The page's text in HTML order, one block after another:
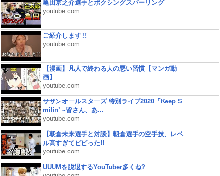
亀田京之介選手とボクシングスパーリング
youtube.com
ご紹介します!!!
youtube.com
【漫画】凡人で終わる人の悪い習慣【マンガ動
画】
youtube.com
サザンオールスターズ 特別ライブ2020「Keep S
milin’ ~皆さん、あ...
youtube.com
【朝倉未来選手と対談】朝倉選手の空手技、レベ
ル高すぎてビビった!!
youtube.com
UUUMを脱退するYouTuber多くね?